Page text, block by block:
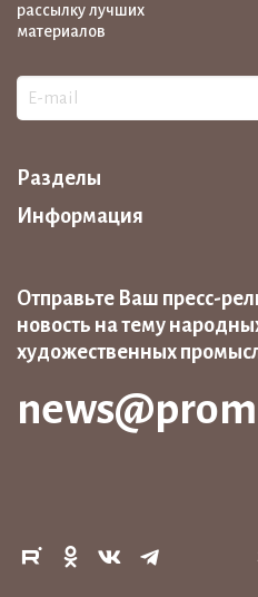
рассылку лучших
материалов
Разделы
Информация
Отправьте Ваш пресс-
новость на тему
художественных